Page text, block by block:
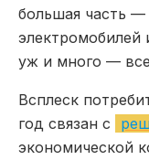
большая часть —
электромобилей
уж и много —
Всплеск
год связан с
экономической